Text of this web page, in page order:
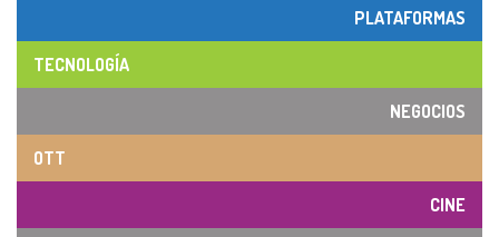
PLATAFORMAS
TECNOLOGÍA
NEGOCIOS
OTT
CINE